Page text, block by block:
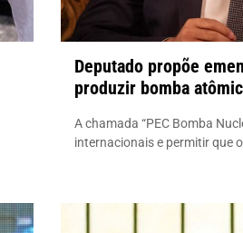
Deputado propõe
produzir bomba
A chamada “PEC Bomba
internacionais e permitir que